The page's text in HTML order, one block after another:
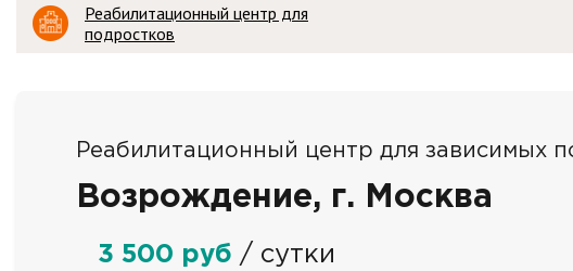
Реабилитационный центр для
подростков
Реабилитационный центр для зависимых
Возрождение, г. Москва
3 500 руб / сутки